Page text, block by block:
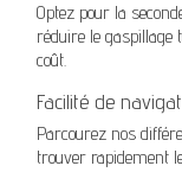
Optez pour la
réduire le gaspillage
coût.
Facilité de
Parcourez nos
trouver rapidement